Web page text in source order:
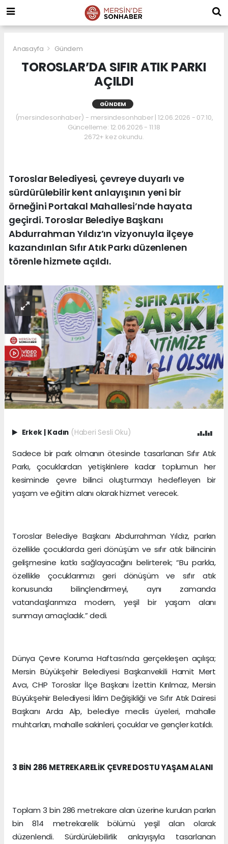
Anasayfa Gündem
TOROSLAR’DA SIFIR ATIK PARKI
AÇILDI
GÜNDEM
(mersindesonhaber) - mersindesonhaber | 12.06.2026 - 07:10,
Güncelleme: 12.06.2026 - 11:18
2672+ kez okundu.
Toroslar Belediyesi, çevreye duyarlı ve
sürdürülebilir kent anlayışının yeni bir
örneğini Portakal Mahallesi’nde hayata
geçirdi. Toroslar Belediye Başkanı
Abdurrahman Yıldız’ın vizyonuyla ilçeye
kazandırılan Sıfır Atık Parkı düzenlenen
törenle hizmete açıldı.
Erkek | Kadın (Haberi Sesli Oku)
Sadece bir park olmanın ötesinde tasarlanan Sıfır Atık
Parkı, çocuklardan yetişkinlere kadar toplumun her
kesiminde çevre bilinci oluşturmayı hedefleyen bir
yaşam ve eğitim alanı olarak hizmet verecek.
Toroslar Belediye Başkanı Abdurrahman Yıldız, parkın
özellikle çocuklarda geri dönüşüm ve sıfır atık bilincinin
gelişmesine katkı sağlayacağını belirterek; “Bu parkla,
özellikle çocuklarımızı geri dönüşüm ve sıfır atık
konusunda bilinçlendirmeyi, aynı zamanda
vatandaşlarımıza modern, yeşil bir yaşam alanı
sunmayı amaçladık.” dedi.
Dünya Çevre Koruma Haftası’nda gerçekleşen açılışa;
Mersin Büyükşehir Belediyesi Başkanvekili Hamit Mert
Avcı, CHP Toroslar İlçe Başkanı İzettin Kırılmaz, Mersin
Büyükşehir Belediyesi İklim Değişikliği ve Sıfır Atık Dairesi
Başkanı Arda Alp, belediye meclis üyeleri, mahalle
muhtarları, mahalle sakinleri, çocuklar ve gençler katıldı.
3 BİN 286 METREKARELİK ÇEVRE DOSTU YAŞAM ALANI
Toplam 3 bin 286 metrekare alan üzerine kurulan parkın
bin 814 metrekarelik bölümü yeşil alan olarak
düzenlendi. Sürdürülebilirlik anlayışıyla tasarlanan